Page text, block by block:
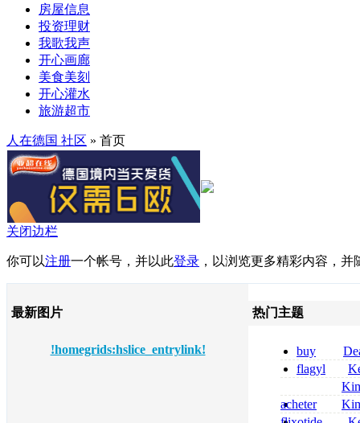
房屋信息
投资理财
我歌我声
开心画廊
美食美刻
开心灌水
旅游超市
人在德国 社区 » 首页
关闭边栏
你可以注册一个帐号，并以此登录 ，以浏览更多精彩内容，
最新图片
!homegrids:hslice_entrylink!
热门主题
buy
pregabalin
pregabalin
flagyl
online
bestellen
nolvadex
acheter